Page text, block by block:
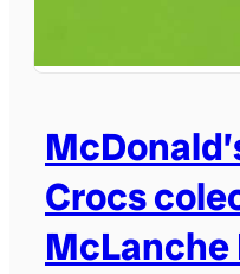
Crocs
McLanche